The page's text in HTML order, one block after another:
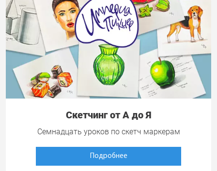
Скетчинг от А до Я
Семнадцать уроков по скетч маркерам
Подробнее